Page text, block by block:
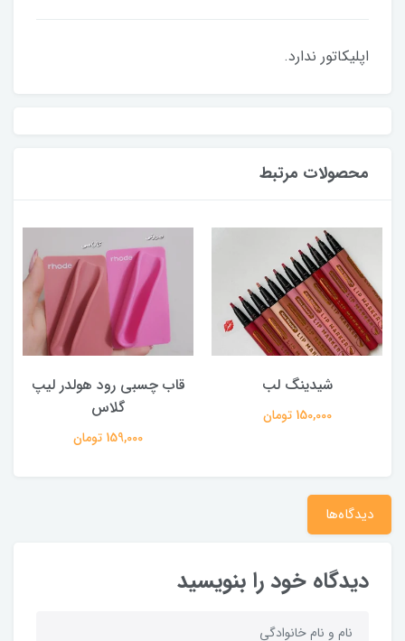
​​​​اپلیکاتور ندارد.
محصولات مرتبط
شیدینگ لب
150,000 تومان
قاب چسبی رود هولدر لیپ
گلاس
159,000 تومان
دیدگاه‌ها
دیدگاه خود را بنویسید